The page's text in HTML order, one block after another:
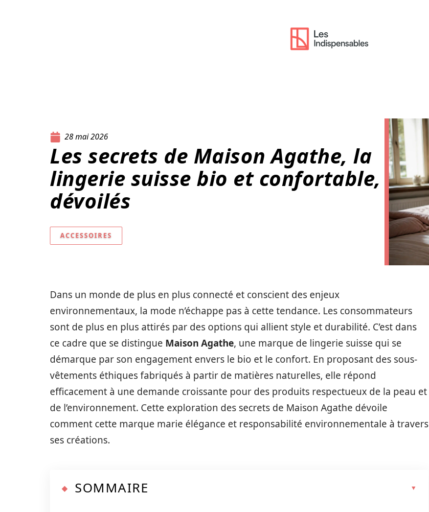
28 mai 2026
Les secrets de Maison Agathe, la
lingerie suisse bio et confortable,
dévoilés
ACCESSOIRES
Dans un monde de plus en plus connecté et conscient des enjeux
environnementaux, la mode n’échappe pas à cette tendance. Les consommateurs
sont de plus en plus attirés par des options qui allient style et durabilité. C’est dans
ce cadre que se distingue Maison Agathe, une marque de lingerie suisse qui se
démarque par son engagement envers le bio et le confort. En proposant des sous-
vêtements éthiques fabriqués à partir de matières naturelles, elle répond
efficacement à une demande croissante pour des produits respectueux de la peau et
de l’environnement. Cette exploration des secrets de Maison Agathe dévoile
comment cette marque marie élégance et responsabilité environnementale à travers
ses créations.
SOMMAIRE